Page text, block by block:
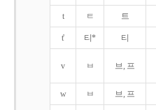
t ㅌ 트
t' 티* 티
v ㅂ 브, 프
w ㅂ 브, 프